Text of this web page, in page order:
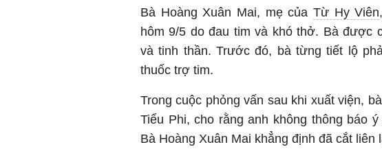
Bà Hoàng Xuân Mai, mẹ của Từ Hy Viên
hôm 9/5 do đau tim và khó thở. Bà được
và tinh thần. Trước đó, bà từng tiết lộ
thuốc trợ tim.
Trong cuộc phỏng vấn sau khi xuất viện,
Tiểu Phi, cho rằng anh không thông báo
Bà Hoàng Xuân Mai khẳng định đã cắt liên